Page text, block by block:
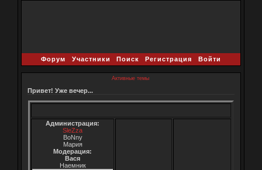
Форум Участники Поиск Регистрация Войти
Активные темы
Привет! Уже вечер...
Администрация:
SleZza
BoNny
Мария
Модерация:
Вася
Наемник